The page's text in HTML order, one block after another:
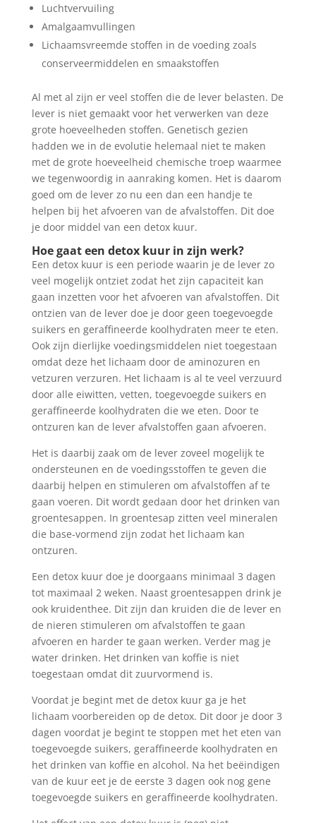
Luchtvervuiling
Amalgaamvullingen
Lichaamsvreemde stoffen in de voeding zoals
conserveermiddelen en smaakstoffen
Al met al zijn er veel stoffen die de lever belasten. De
lever is niet gemaakt voor het verwerken van deze
grote hoeveelheden stoffen. Genetisch gezien
hadden we in de evolutie helemaal niet te maken
met de grote hoeveelheid chemische troep waarmee
we tegenwoordig in aanraking komen. Het is daarom
goed om de lever zo nu een dan een handje te
helpen bij het afvoeren van de afvalstoffen. Dit doe
je door middel van een detox kuur.
Hoe gaat een detox kuur in zijn werk?
Een detox kuur is een periode waarin je de lever zo
veel mogelijk ontziet zodat het zijn capaciteit kan
gaan inzetten voor het afvoeren van afvalstoffen. Dit
ontzien van de lever doe je door geen toegevoegde
suikers en geraffineerde koolhydraten meer te eten.
Ook zijn dierlijke voedingsmiddelen niet toegestaan
omdat deze het lichaam door de aminozuren en
vetzuren verzuren. Het lichaam is al te veel verzuurd
door alle eiwitten, vetten, toegevoegde suikers en
geraffineerde koolhydraten die we eten. Door te
ontzuren kan de lever afvalstoffen gaan afvoeren.
Het is daarbij zaak om de lever zoveel mogelijk te
ondersteunen en de voedingsstoffen te geven die
daarbij helpen en stimuleren om afvalstoffen af te
gaan voeren. Dit wordt gedaan door het drinken van
groentesappen. In groentesap zitten veel mineralen
die base-vormend zijn zodat het lichaam kan
ontzuren.
Een detox kuur doe je doorgaans minimaal 3 dagen
tot maximaal 2 weken. Naast groentesappen drink je
ook kruidenthee. Dit zijn dan kruiden die de lever en
de nieren stimuleren om afvalstoffen te gaan
afvoeren en harder te gaan werken. Verder mag je
water drinken. Het drinken van koffie is niet
toegestaan omdat dit zuurvormend is.
Voordat je begint met de detox kuur ga je het
lichaam voorbereiden op de detox. Dit door je door 3
dagen voordat je begint te stoppen met het eten van
toegevoegde suikers, geraffineerde koolhydraten en
het drinken van koffie en alcohol. Na het beëindigen
van de kuur eet je de eerste 3 dagen ook nog gene
toegevoegde suikers en geraffineerde koolhydraten.